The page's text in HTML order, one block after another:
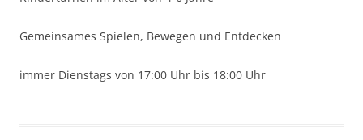
Gemeinsames Spielen, Bewegen und Entdecken
immer Dienstags von 17:00 Uhr bis 18:00 Uhr